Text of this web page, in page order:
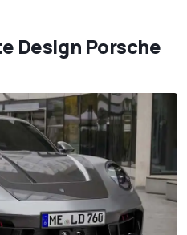
Design Porsche